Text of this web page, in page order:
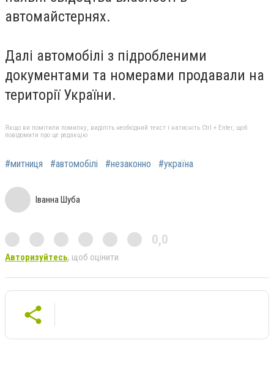
автомайстернях.
Далі автомобілі з підробленими
документами та номерами продавали на
території України.
Якщо ви помітили помилку, виділіть необхідний текст і натисніть Ctrl + Enter, щоб
повідомити про це редакцію
#митниця #автомобілі #незаконно #україна
Іванна Шуба
0,0
Авторизуйтесь, щоб оцінити